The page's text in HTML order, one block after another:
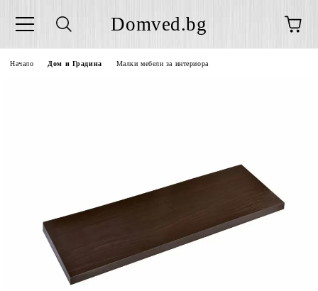
Domved.bg
Начало Дом и Градина Малки мебели за интериора